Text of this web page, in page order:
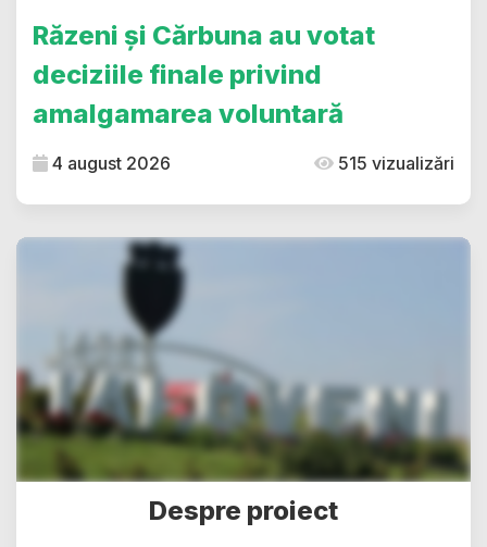
Răzeni și Cărbuna au votat
deciziile finale privind
amalgamarea voluntară
4 august 2026 515 vizualizări
Despre proiect